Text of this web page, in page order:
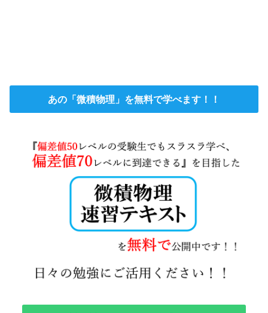
あの「微積物理」を無料で学べます！！